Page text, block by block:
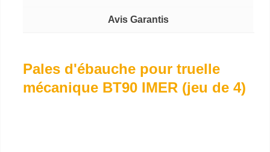
Avis Garantis
Pales d'ébauche pour truelle
mécanique BT90 IMER (jeu de 4)